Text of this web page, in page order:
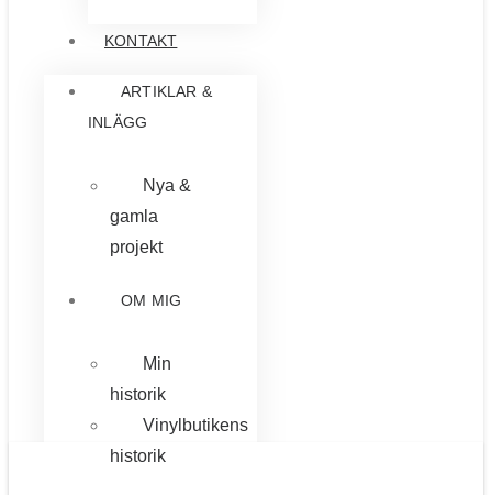
KONTAKT
ARTIKLAR &
INLÄGG
Nya &
gamla
projekt
OM MIG
Min
historik
Vinylbutikens
historik